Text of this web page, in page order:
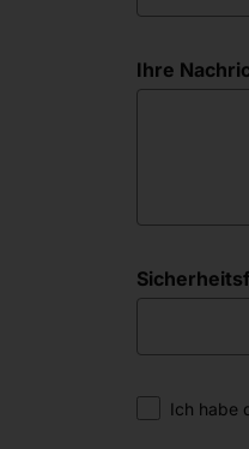
Ihre
Einwilligung
Ich habe